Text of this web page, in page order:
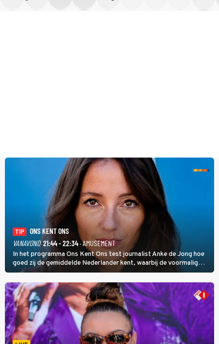
TIP
ONS KENT ONS
VANAVOND 21:44 - 22:34· AMUSEMENT
In het programma Ons Kent Ons test journalist Anke de Jong hoe
goed zij de gemiddelde Nederlander kent, waarbij de voormalig
hoofdredacteur van modebladen Glamour en Elle het samen met
rapper Keizer opneemt tegen Edson da Graça en Marc-Marie
Huijbregts.